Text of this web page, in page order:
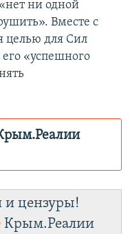
ни одной
Вместе с
целью для Сил
«успешного
зеркального
и цензуры!
Крым.Реалии